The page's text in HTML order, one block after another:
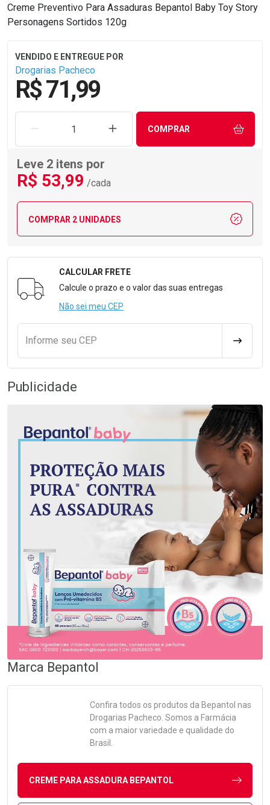
Creme Preventivo Para Assaduras Bepantol Baby Toy Story
Personagens Sortidos 120g
Drogarias Pacheco
R$ 71,99
REMOVER UMA UNIDADEAUMENTAR UMA UNIDADE
COMPRAR
Leve 2 itens por
R$ 53,99 /cada
COMPRAR 2 UNIDADES
Formulário para Calcular o Frete
CALCULAR FRETE
Calcule o prazo e o valor das suas entregas
Não sei meu CEP
Informe seu CEP
Publicidade
Marca Bepantol
Confira todos os produtos da Bepantol nas
Drogarias Pacheco. Somos a Farmácia
com a maior variedade e qualidade do
Brasil.
CREME PARA ASSADURA BEPANTOL